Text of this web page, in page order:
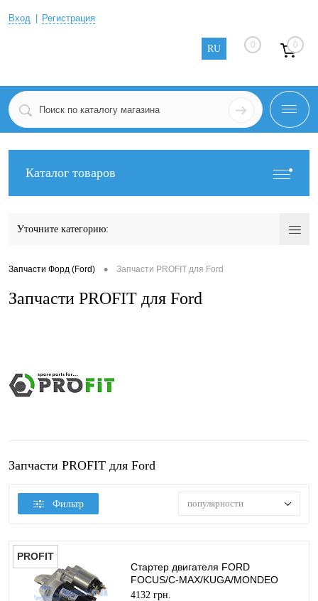
Вход Регистрация
RU 0 0
Каталог товаров
Уточните категорию:
Запчасти Форд (Ford) • Запчасти PROFIT для Ford
Запчасти PROFIT для Ford
Запчасти PROFIT для Ford
Фильтр популярности
PROFIT
Стартер двигателя FORD
FOCUS/C-MAX/KUGA/MONDEO
PROFIT
4132 грн.